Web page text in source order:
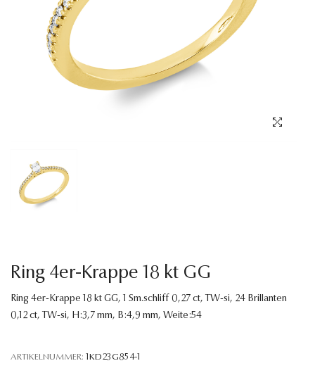
MARKEN
3D TRAURINGKONFIGURATION
Ring 4er-Krappe 18 kt GG
Ring 4er-Krappe 18 kt GG, 1 Sm.schliff 0,27 ct, TW-si, 24 Brillanten
0,12 ct, TW-si, H:3,7 mm, B:4,9 mm, Weite:54
ARTIKELNUMMER: 1KD23G854-1